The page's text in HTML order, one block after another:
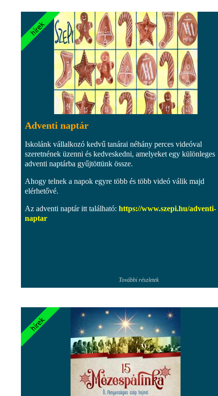
Adventi naptár
Iskolánk vállalkozó kedvű tanárai néhány perces videóval
szeretnének üzenni és kedveskedni, amelyeket egy különleges
adventi naptárba gyűjtöttünk össze.
Ahogy telnek a napok egyre több és több videó válik majd
elérhetővé.
Az adventi naptár itt található: https://www.szepi.hu/adventi-
naptar
További részletek